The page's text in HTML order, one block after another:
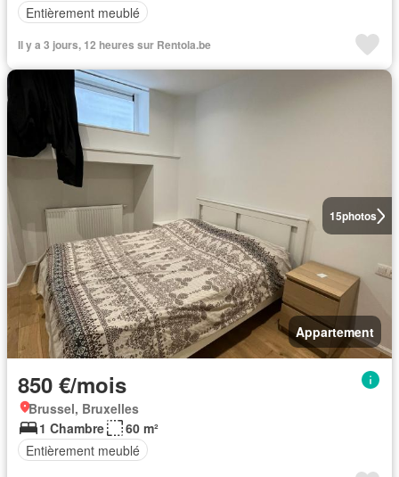
Entièrement meublé
Il y a 3 jours, 12 heures sur Rentola.be
15photos
Appartement
850 €/mois
Brussel, Bruxelles
1 Chambre
60 m²
Entièrement meublé